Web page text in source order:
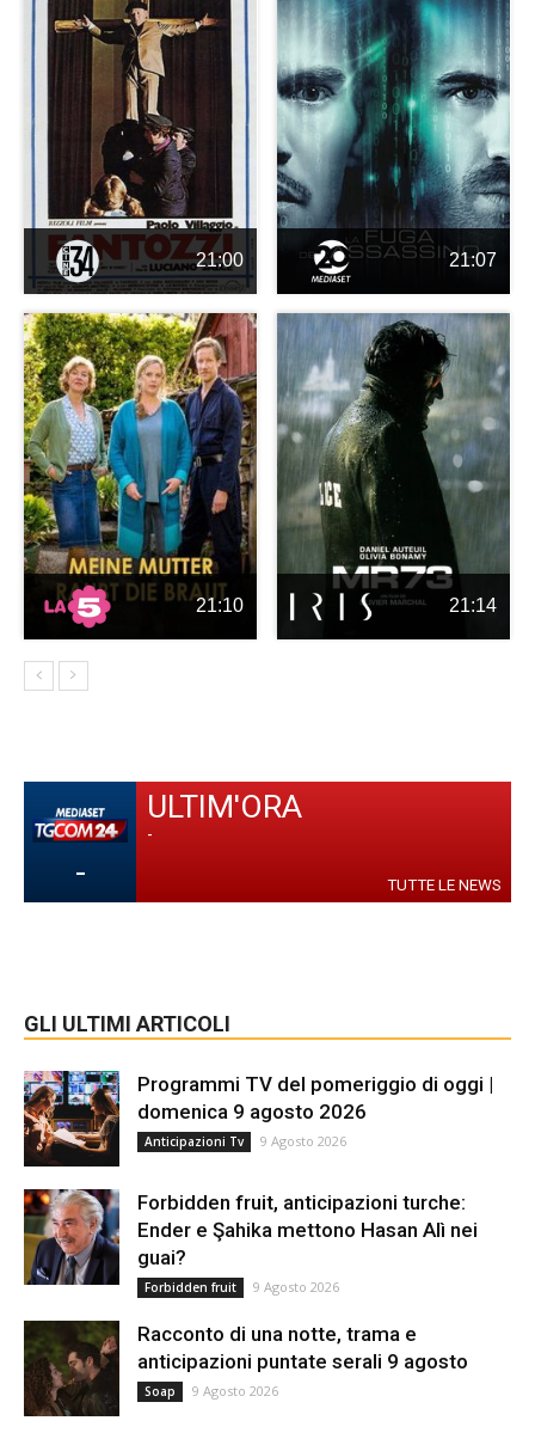
21:00 21:07
21:10 21:14
-
ULTIM'ORA
-
TUTTE LE NEWS
GLI ULTIMI ARTICOLI
Programmi TV del pomeriggio di oggi |
domenica 9 agosto 2026
Anticipazioni Tv 9 Agosto 2026
Forbidden fruit, anticipazioni turche:
Ender e Şahika mettono Hasan Alì nei
guai?
Forbidden fruit 9 Agosto 2026
Racconto di una notte, trama e
anticipazioni puntate serali 9 agosto
Soap 9 Agosto 2026